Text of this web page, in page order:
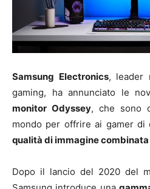
Samsung Electronics, leader
gaming, ha annunciato le
monitor Odyssey, che sono
mondo per offrire ai gamer di
qualità di immagine
Dopo il lancio del 2020 del